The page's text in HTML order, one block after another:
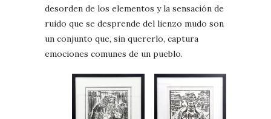
desorden de los elementos y la sensación de
ruido que se desprende del lienzo mudo son
un conjunto que, sin quererlo, captura
emociones comunes de un pueblo.